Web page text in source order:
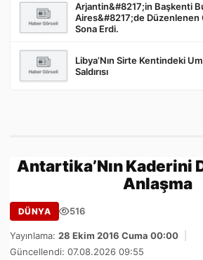
Arjantin&#8217;in Başkenti
Aires&#8217;de Düzenlenen
Sona Erdi.
Libya’Nın Sirte Kentindeki
Saldırısı
Antartika’Nın Kaderini
Anlaşma
DÜNYA 516
Yayınlama: 28 Ekim 2016 Cuma 00:00
Güncellendi: 07.08.2026 09:55